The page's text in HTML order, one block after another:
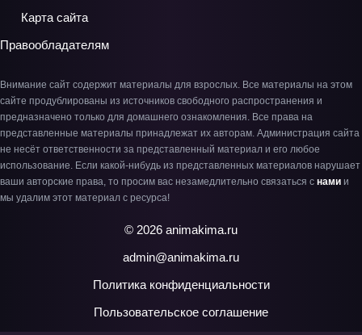
Карта сайта
Правообладателям
Внимание сайт содержит материалы для взрослых. Все материалы на этом
сайте продублированы из источников свободного распространения и
предназначено только для домашнего ознакомления. Все права на
представленные материалы принадлежат их авторам. Администрация сайта
не несёт ответственности за представленный материал и его любое
использование. Если какой-нибудь из представленных материалов нарушает
ваши авторские права, то просим вас незамедлительно связаться с нами и
мы удалим этот материал с ресурса!
© 2026 animakima.ru
admin@animakima.ru
Политика конфиденциальности
Пользовательское соглашение